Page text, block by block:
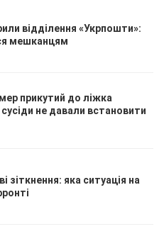
відділення «Укрпошти»:
мешканцям
прикутий до ліжка
не давали встановити
зіткнення: яка ситуація на